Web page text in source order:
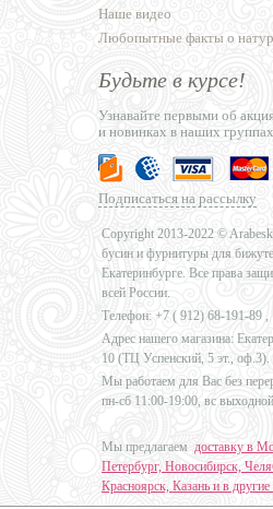
Наше видео
Любопытные факты о
Будьте в курсе!
Узнавайте первыми об
и новинках в наших
Подписаться на рассылку
Copyright 2013-2022 ©
бусин и фурнитуры для
Екатеринбурге. Все права
всей России.
Телефон: +7 ( 912) 68-191-89 ,
Адрес нашего магазина:
10 (ТЦ Успенский, 5 эт., оф.3).
Мы работаем для Вас без
пн-сб 11:00-19:00, вс выходной
Мы предлагаем доставку в
Петербург, Новосибирск,
Красноярск, Казань и в